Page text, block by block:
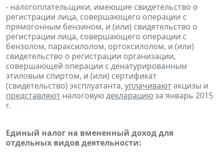
- налогоплательщики, имеющие свидетельство о
регистрации лица, совершающего операции с
прямогонным бензином, и (или) свидетельство о
регистрации лица, совершающего операции с
бензолом, параксилолом, ортоксилолом, и (или)
свидетельство о регистрации организации,
совершающей операции с денатурированным
этиловым спиртом, и (или) сертификат
(свидетельство) эксплуатанта, уплачиваютакцизы и
представляют налоговуюдекларациюза январь 2015
г.
Единый налог на вмененный доход для
отдельных видов деятельности: